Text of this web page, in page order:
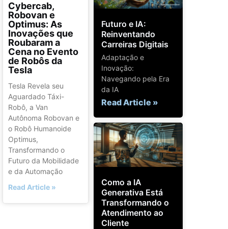
Cybercab,
Robovan e
Optimus: As
Inovações que
Roubaram a
Cena no Evento
de Robôs da
Tesla
Tesla Revela seu
Aguardado Táxi-
Robô, a Van
Autônoma Robovan e
o Robô Humanoide
Optimus,
Transformando o
Futuro da Mobilidade
e da Automação
Read Article »
Futuro e IA:
Reinventando
Carreiras Digitais
Adaptação e
Inovação:
Navegando pela Era
da IA
Read Article »
Como a IA
Generativa Está
Transformando o
Atendimento ao
Cliente